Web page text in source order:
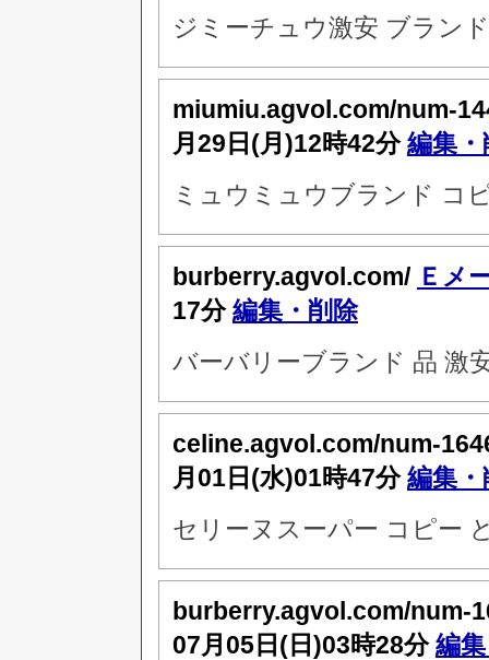
ジミーチュウ激安 ブラン
miumiu.agvol.com/num-
月29日(月)12時42分編集・
ミュウミュウブランド コ
burberry.agvol.com/ Ｅメ
17分編集・削除
バーバリーブランド 品 激
celine.agvol.com/num-
月01日(水)01時47分編集・
セリーヌスーパー コピー
burberry.agvol.com/num-
07月05日(日)03時28分編